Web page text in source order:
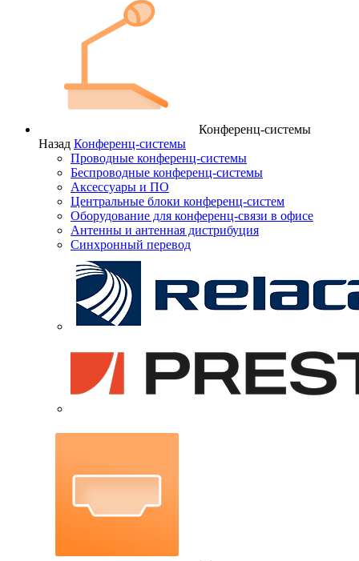
Конференц-системы
Назад Конференц-системы
Проводные конференц-системы
Беспроводные конференц-системы
Аксессуары и ПО
Центральные блоки конференц-систем
Оборудование для конференц-связи в офисе
Антенны и антенная дистрибуция
Синхронный перевод